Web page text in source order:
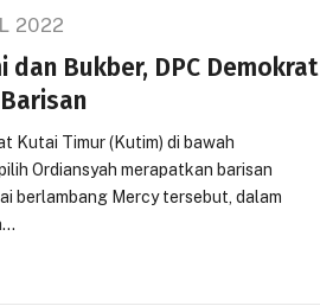
2022
dan Bukber, DPC Demokrat
Kutai Timur (Kutim) di bawah
Ordiansyah merapatkan barisan
berlambang Mercy tersebut, dalam